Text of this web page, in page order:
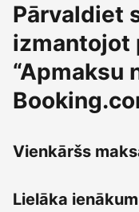
Pārvaldiet
izmantojot
“Apmaksu
Vienkāršs
Lielāka